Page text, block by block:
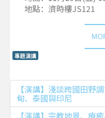
地點：濟時樓JS121
專題演講
【演講】淺談跨國田野
甸、泰國與印尼